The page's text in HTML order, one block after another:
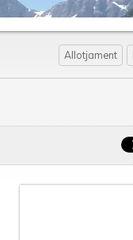
Allotjament